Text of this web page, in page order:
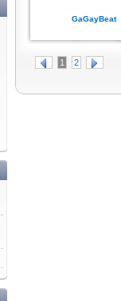
GaGayBeat
1 2